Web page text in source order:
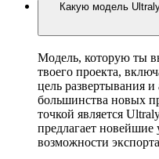
Какую модель
Модель, которую ты
твоего проекта,
цель развертывания
большинства новых
точкой является
предлагает новейшие
возможности